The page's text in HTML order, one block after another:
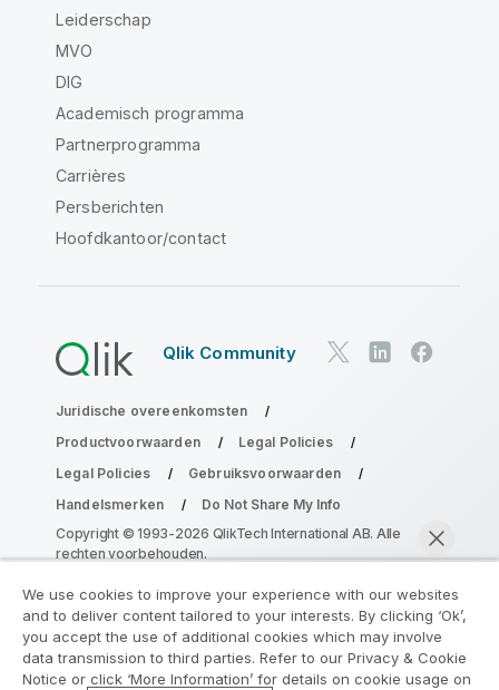
Leiderschap
MVO
DIG
Academisch programma
Partnerprogramma
Carrières
Persberichten
Hoofdkantoor/contact
Qlik Community
Juridische overeenkomsten
Productvoorwaarden
Legal Policies
Legal Policies
Gebruiksvoorwaarden
Handelsmerken
Do Not Share My Info
Copyright © 1993-2026 QlikTech International AB. Alle
rechten voorbehouden.
Neem deel aan het Analytics
Modernization Program
We use cookies to improve your experience with our websites
and to deliver content tailored to your interests. By clicking ‘Ok’,
you accept the use of additional cookies which may involve
data transmission to third parties. Refer to our Privacy & Cookie
Notice or click ‘More Information’ for details on cookie usage on